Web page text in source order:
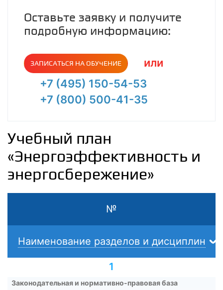
Оставьте заявку и получите
подробную информацию:
ЗАПИСАТЬСЯ НА ОБУЧЕНИЕ
или
+7 (495) 150-54-53
+7 (800) 500-41-35
Учебный план
«Энергоэффективность и
энергосбережение»
№
Наименование разделов и дисциплин
1
Законодательная и нормативно-правовая база